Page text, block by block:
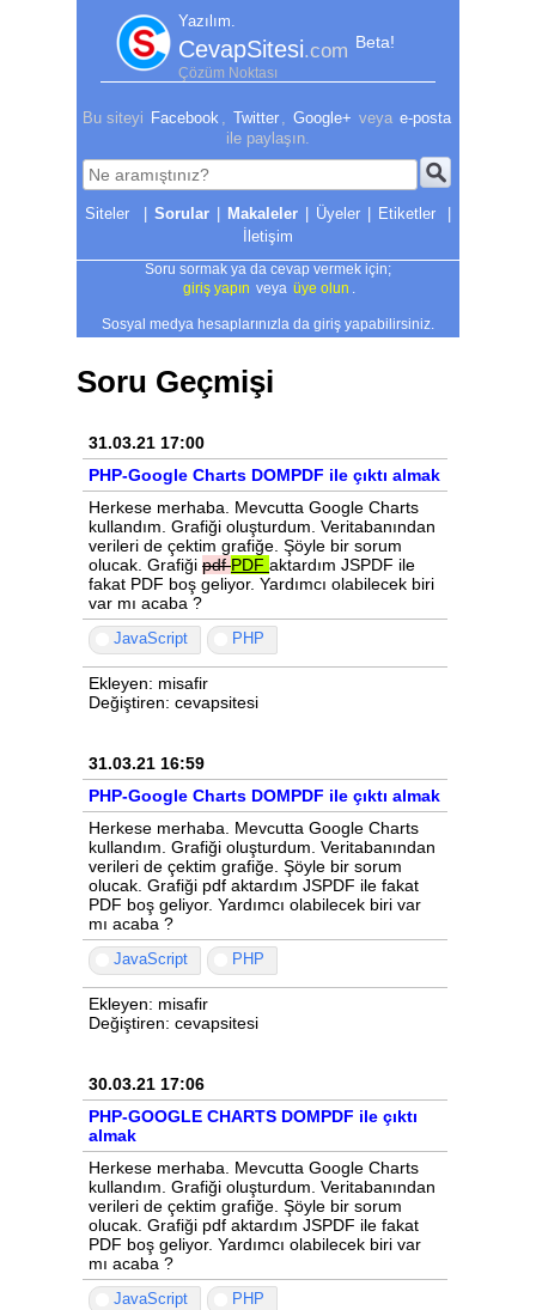
Yazılım.
CevapSitesi.com Beta!
Çözüm Noktası
Bu siteyi Facebook Twitter Google+ veya e-posta
ile paylaşın.
| Sorular | Makaleler | Üyeler | Etiketler
|
İletişim
Soru sormak ya da cevap vermek için;
giriş yapın veya üye olun
Sosyal medya hesaplarınızla da giriş yapabilirsiniz.
Soru Geçmişi
31.03.21 17:00
PHP-Google Charts DOMPDF ile çıktı almak
Herkese merhaba. Mevcutta Google Charts
kullandım. Grafiği oluşturdum. Veritabanından
verileri de çektim grafiğe. Şöyle bir sorum
olucak. Grafiği pdfPDF aktardım JSPDF ile
fakat PDF boş geliyor. Yardımcı olabilecek biri
var mı acaba ?
JavaScript PHP
Ekleyen: misafir
Değiştiren: cevapsitesi
31.03.21 16:59
PHP-Google Charts DOMPDF ile çıktı almak
Herkese merhaba. Mevcutta Google Charts
kullandım. Grafiği oluşturdum. Veritabanından
verileri de çektim grafiğe. Şöyle bir sorum
olucak. Grafiği pdf aktardım JSPDF ile fakat
PDF boş geliyor. Yardımcı olabilecek biri var
mı acaba ?
JavaScript PHP
Ekleyen: misafir
Değiştiren: cevapsitesi
30.03.21 17:06
PHP-GOOGLE CHARTS DOMPDF ile çıktı
almak
Herkese merhaba. Mevcutta Google Charts
kullandım. Grafiği oluşturdum. Veritabanından
verileri de çektim grafiğe. Şöyle bir sorum
olucak. Grafiği pdf aktardım JSPDF ile fakat
PDF boş geliyor. Yardımcı olabilecek biri var
mı acaba ?
JavaScript PHP